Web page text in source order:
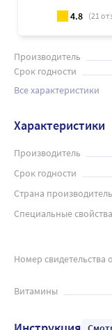
4.8 (21
Производитель
Срок годности
Все характеристики
Характеристики
Производитель
Срок годности
Страна производитель
Специальные свойства
Номер свидетельства
Витамины